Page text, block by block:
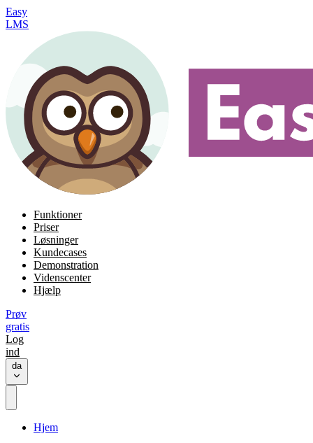
Easy
LMS
Funktioner
Priser
Løsninger
Kundecases
Demonstration
Videnscenter
Hjælp
Prøv
gratis
Log
ind
da
Hjem